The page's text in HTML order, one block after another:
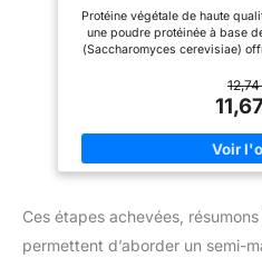
Ajouté et Sans
Protéine végétale de haute
une poudre protéinée à base
(Saccharomyces cerevisiae)
Protéine vegan bio et
végétariens et végan, sans
ceux qui recherchent une
l’environnement. Haute
protéine en poudre est
pour les compléments
ajouté, parfaite pour être
Aide à la gestion du poids:
Ces étapes achevées,
permettent d’aborder un semi-